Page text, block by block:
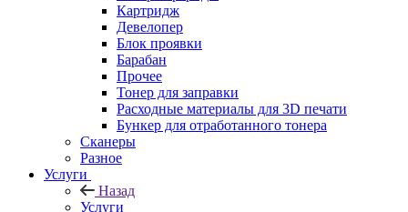
Картридж
Девелопер
Блок проявки
Барабан
Прочее
Тонер для заправки
Расходные материалы для 3D печати
Бункер для отработанного тонера
Сканеры
Разное
Услуги
Назад
Услуги